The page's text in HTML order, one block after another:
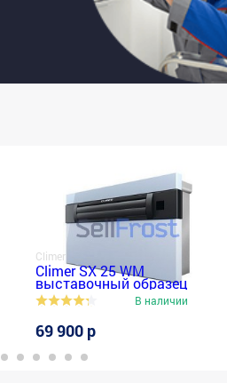
Climer
Climer SX 25 WM
выставочный образец
В наличии
69 900 р